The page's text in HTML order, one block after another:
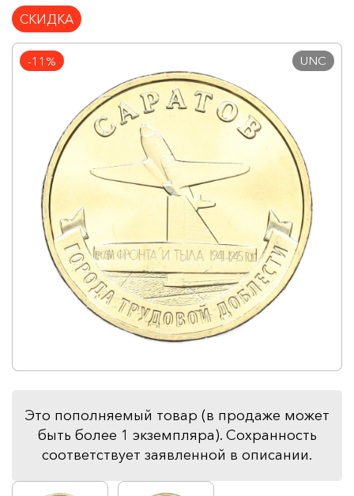
СКИДКА
-11% UNC
Это пополняемый товар (в продаже может
быть более 1 экземпляра). Сохранность
соответствует заявленной в описании.